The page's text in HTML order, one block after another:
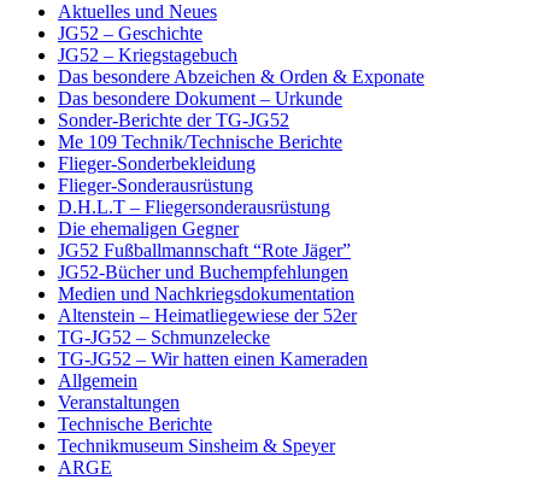
Aktuelles und Neues
JG52 – Geschichte
JG52 – Kriegstagebuch
Das besondere Abzeichen & Orden & Exponate
Das besondere Dokument – Urkunde
Sonder-Berichte der TG-JG52
Me 109 Technik/Technische Berichte
Flieger-Sonderbekleidung
Flieger-Sonderausrüstung
D.H.L.T – Fliegersonderausrüstung
Die ehemaligen Gegner
JG52 Fußballmannschaft “Rote Jäger”
JG52-Bücher und Buchempfehlungen
Medien und Nachkriegsdokumentation
Altenstein – Heimatliegewiese der 52er
TG-JG52 – Schmunzelecke
TG-JG52 – Wir hatten einen Kameraden
Allgemein
Veranstaltungen
Technische Berichte
Technikmuseum Sinsheim & Speyer
ARGE